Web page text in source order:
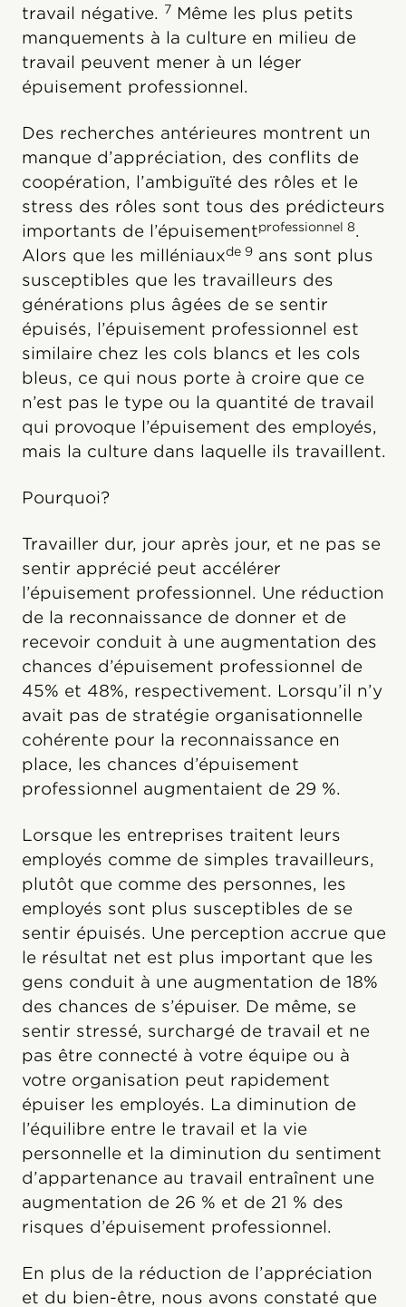
travail négative. 7 Même les plus petits
manquements à la culture en milieu de
travail peuvent mener à un léger
épuisement professionnel.
Des recherches antérieures montrent un
manque d’appréciation, des conflits de
coopération, l’ambiguïté des rôles et le
stress des rôles sont tous des prédicteurs
importants de l’épuisementprofessionnel 8.
Alors que les milléniauxde 9 ans sont plus
susceptibles que les travailleurs des
générations plus âgées de se sentir
épuisés, l’épuisement professionnel est
similaire chez les cols blancs et les cols
bleus, ce qui nous porte à croire que ce
n’est pas le type ou la quantité de travail
qui provoque l’épuisement des employés,
mais la culture dans laquelle ils travaillent.
Pourquoi?
Travailler dur, jour après jour, et ne pas se
sentir apprécié peut accélérer
l’épuisement professionnel. Une réduction
de la reconnaissance de donner et de
recevoir conduit à une augmentation des
chances d’épuisement professionnel de
45% et 48%, respectivement. Lorsqu’il n’y
avait pas de stratégie organisationnelle
cohérente pour la reconnaissance en
place, les chances d’épuisement
professionnel augmentaient de 29 %.
Lorsque les entreprises traitent leurs
employés comme de simples travailleurs,
plutôt que comme des personnes, les
employés sont plus susceptibles de se
sentir épuisés. Une perception accrue que
le résultat net est plus important que les
gens conduit à une augmentation de 18%
des chances de s’épuiser. De même, se
sentir stressé, surchargé de travail et ne
pas être connecté à votre équipe ou à
votre organisation peut rapidement
épuiser les employés. La diminution de
l’équilibre entre le travail et la vie
personnelle et la diminution du sentiment
d’appartenance au travail entraînent une
augmentation de 26 % et de 21 % des
risques d’épuisement professionnel.
En plus de la réduction de l’appréciation
et du bien-être, nous avons constaté que